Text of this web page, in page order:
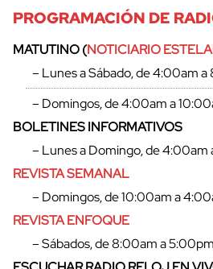
PROGRAMACIÓN DE
MATUTINO (NOTICIARIO
– Lunes a Sábado, de 4:00am
– Domingos, de 4:00am a
BOLETINES INFORMATIVOS
– Lunes a Domingo, de 4:00am
REVISTA SEMANAL
– Domingos, de 10:00am a
REVISTA ENFOQUE
– Sábados, de 8:00am a 5:00pm